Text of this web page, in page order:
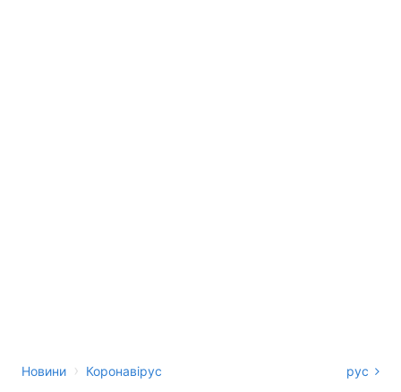
Новини › Коронавірус рус